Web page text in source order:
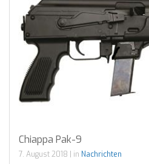
Chiappa Pak-9
7. August 2018 in Nachrichten